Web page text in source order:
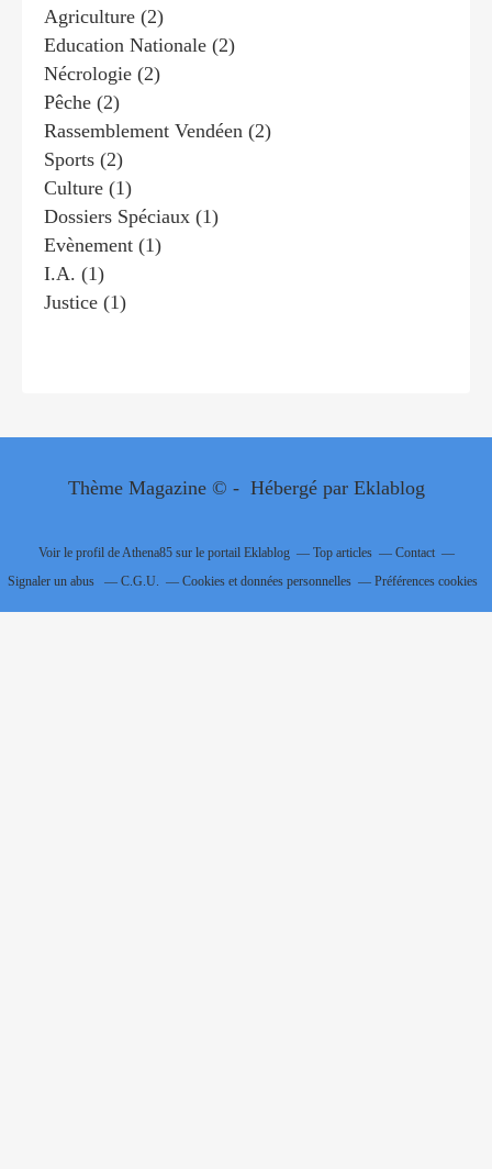
Agriculture (2)
Education Nationale (2)
Nécrologie (2)
Pêche (2)
Rassemblement Vendéen (2)
Sports (2)
Culture (1)
Dossiers Spéciaux (1)
Evènement (1)
I.a. (1)
Justice (1)
Thème Magazine © - Hébergé par Eklablog
Voir le profil de Athena85sur le portail Eklablog Top articles
Contact
Signaler un abus
C.G.U. Cookies et données personnelles Préférences cookies